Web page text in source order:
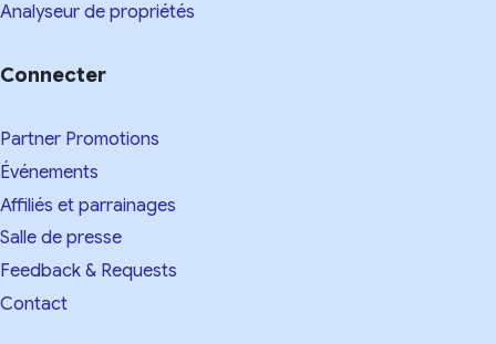
Analyseur de propriétés
Connecter
Partner Promotions
Événements
Affiliés et parrainages
Salle de presse
Feedback & Requests
Contact